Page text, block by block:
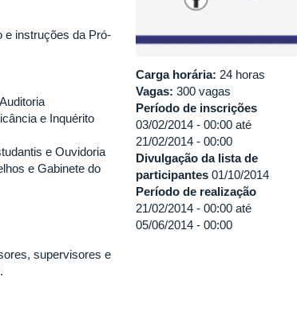
e instruções da Pró-
e Inquérito
e Ouvidoria
e Gabinete do
supervisores e
Carga horária: 24 horas
Vagas: 300 vagas
Período de inscrições
03/02/2014 - 00:00 até
21/02/2014 - 00:00
Divulgação da lista de
participantes 01/10/2014
Período de realização
21/02/2014 - 00:00 até
05/06/2014 - 00:00